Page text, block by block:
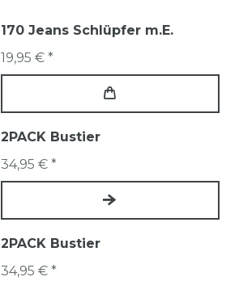
170 Jeans Schlüpfer m.E.
19,95 € *
2PACK Bustier
34,95 € *
2PACK Bustier
34,95 € *